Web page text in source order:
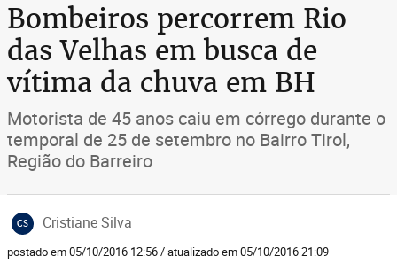
Bombeiros percorrem Rio
das Velhas em busca de
vítima da chuva em BH
Motorista de 45 anos caiu em córrego durante o
temporal de 25 de setembro no Bairro Tirol,
Região do Barreiro
CS Cristiane Silva
postado em 05/10/2016 12:56 / atualizado em 05/10/2016 21:09